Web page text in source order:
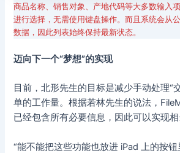
商品名称、销售对象、产地代码等大多数输入
进行选择，无需使用键盘操作。而且系统会从
数据，因此列表始终保持最新状态。
迈向下一个“梦想”的实现
目前，北形先生的目标是减少手动处理“
单的工作量。根据若林先生的说法，
已经包含所有必要信息，因此可以实现相
“能不能把这些功能也放进 iPad 上的按